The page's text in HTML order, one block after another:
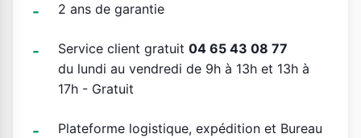
2 ans de garantie
Service client gratuit 04 65 43 08 77
du lundi au vendredi de 9h à 13h et 13h à
17h - Gratuit
Plateforme logistique, expédition et Bureau